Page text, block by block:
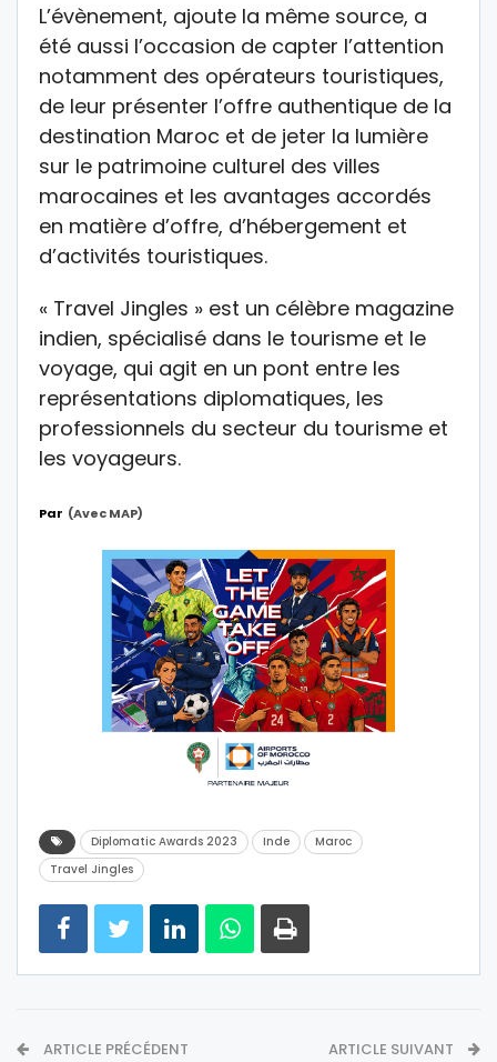
L’évènement, ajoute la même source, a
été aussi l’occasion de capter l’attention
notamment des opérateurs touristiques,
de leur présenter l’offre authentique de la
destination Maroc et de jeter la lumière
sur le patrimoine culturel des villes
marocaines et les avantages accordés
en matière d’offre, d’hébergement et
d’activités touristiques.
« Travel Jingles » est un célèbre magazine
indien, spécialisé dans le tourisme et le
voyage, qui agit en un pont entre les
représentations diplomatiques, les
professionnels du secteur du tourisme et
les voyageurs.
Par (Avec MAP)
Diplomatic Awards 2023 Inde
Maroc
Travel Jingles
ARTICLE PRÉCÉDENT ARTICLE SUIVANT